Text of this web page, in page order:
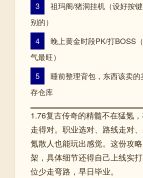
3
祖玛阁/猪洞挂机（设好按
别的）
4
晚上黄金时段PK/打BOSS（
气最旺）
5
睡前整理背包，东西该卖
存仓库
1.76复古传奇的精髓不在猛氪
走得对。职业选对、路线走对
氪散人也能玩出感觉。这份攻
架，具体细节还得自己上线实
位少走弯路，早日毕业。